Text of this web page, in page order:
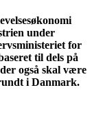
under
for
til dels på
også skal være
i Danmark.